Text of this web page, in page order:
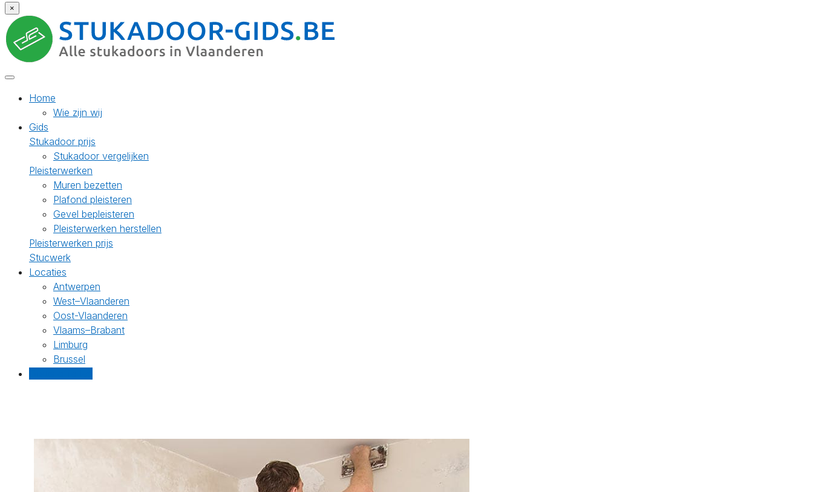
×
Home
Wie zijn wij
Gids
Stukadoor prijs
Stukadoor vergelijken
Pleisterwerken
Muren bezetten
Plafond pleisteren
Gevel bepleisteren
Pleisterwerken herstellen
Pleisterwerken prijs
Stucwerk
Locaties
Antwerpen
West–Vlaanderen
Oost-Vlaanderen
Vlaams–Brabant
Limburg
Brussel